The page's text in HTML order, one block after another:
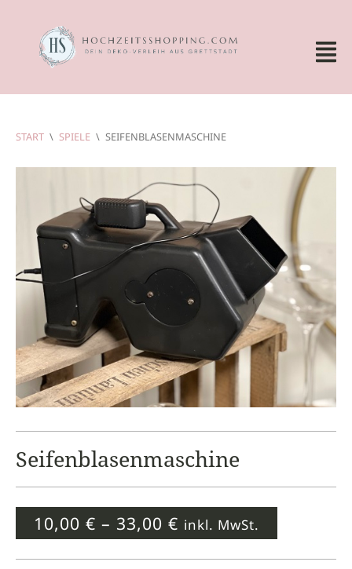
START \ SPIELE \ SEIFENBLASENMASCHINE
Seifenblasenmaschine
10,00 € – 33,00 € inkl. MwSt.